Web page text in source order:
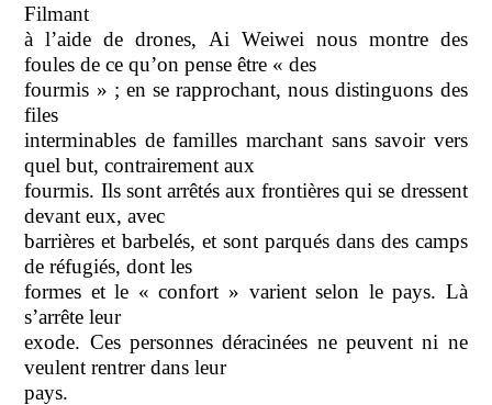
Filmant
à l’aide de drones, Ai Weiwei nous montre des
foules de ce qu’on pense être « des
fourmis » ; en se rapprochant, nous distinguons des
files
interminables de familles marchant sans savoir vers
quel but, contrairement aux
fourmis. Ils sont arrêtés aux frontières qui se dressent
devant eux, avec
barrières et barbelés, et sont parqués dans des camps
de réfugiés, dont les
formes et le « confort » varient selon le pays. Là
s’arrête leur
exode. Ces personnes déracinées ne peuvent ni ne
veulent rentrer dans leur
pays.